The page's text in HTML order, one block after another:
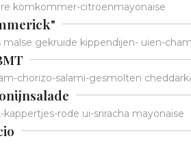
komkommer-citroenmayonaise
malse gekruide kippendijen- uien-
chorizo-salami-gesmolten
kappertjes-rode ui-sriracha mayonaise